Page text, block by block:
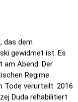
das dem
gewidmet ist. Es
Abend. Der
Regime
Tode verurteilt. 2016
Duda rehabilitiert